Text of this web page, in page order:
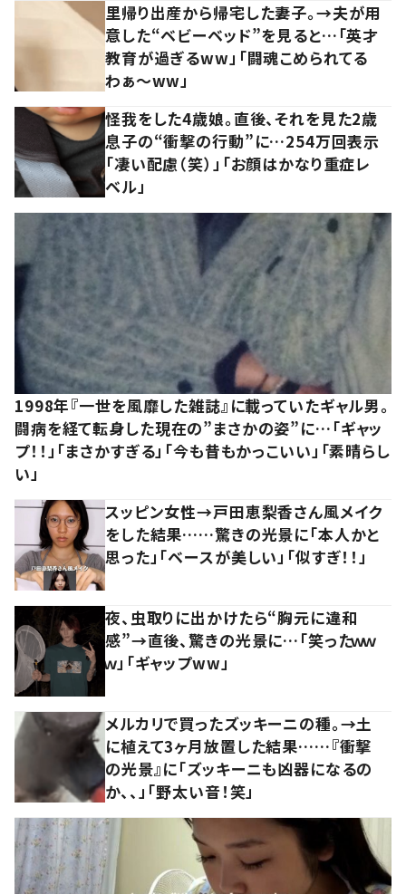
里帰り出産から帰宅した妻子。→夫が用
意した“ベビーベッド”を見ると…「英才
教育が過ぎるww」「闘魂こめられてる
わぁ～ww」
怪我をした4歳娘。直後、それを見た2歳
息子の“衝撃の行動”に…254万回表示
「凄い配慮（笑）」「お顔はかなり重症レ
ベル」
1998年『一世を風靡した雑誌』に載っていたギャル男。
闘病を経て転身した現在の”まさかの姿”に…「ギャッ
プ！！」「まさかすぎる」「今も昔もかっこいい」「素晴らし
い」
スッピン女性→戸田恵梨香さん風メイク
をした結果……驚きの光景に「本人かと
思った」「ベースが美しい」「似すぎ！！」
夜、虫取りに出かけたら“胸元に違和
感”→直後、驚きの光景に…「笑ったｗｗ
ｗ」「ギャップww」
メルカリで買ったズッキーニの種。→土
に植えて3ヶ月放置した結果……『衝撃
の光景』に「ズッキーニも凶器になるの
か、、」「野太い音！笑」